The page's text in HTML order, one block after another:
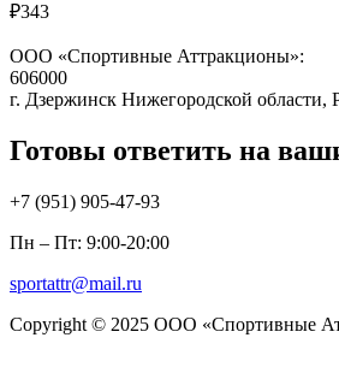
₽343
ООО «Спортивные Аттракционы»:
606000
г. Дзержинск Нижегородской области,
Готовы ответить на
+7 (951) 905-47-93
Пн – Пт: 9:00-20:00
sportattr@mail.ru
Copyright © 2025 ООО «Спортивные